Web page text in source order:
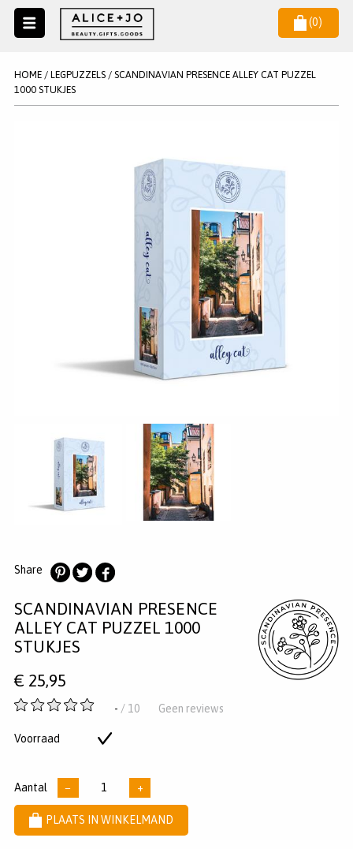
(0)
SALE
KLANTENSERVICE
HOME/ LEGPUZZELS/ SCANDINAVIAN PRESENCE ALLEY CAT PUZZEL
1000 STUKJES
Share
op
Pinterest
op
Twitter
op
Facebook
SCANDINAVIAN PRESENCE
ALLEY CAT PUZZEL 1000
STUKJES
€ 25,95
-
5
- / 10 Geen reviews
Voorraad
Aantal − +
PLAATS IN WINKELMAND
NIEUWSBRIEF
Wil je als eerste op de hoogste zijn van het laatste nieuws en
AANMELDEN